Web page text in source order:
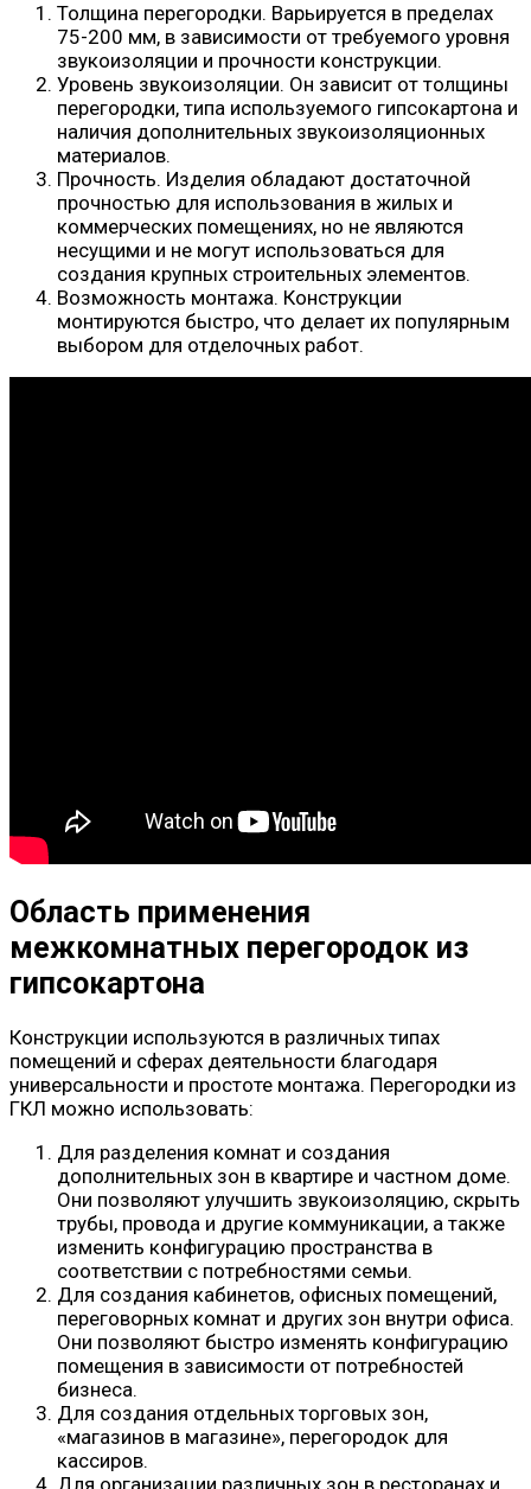
Толщина перегородки. Варьируется в пределах
75-200 мм, в зависимости от требуемого уровня
звукоизоляции и прочности конструкции.
Уровень звукоизоляции. Он зависит от толщины
перегородки, типа используемого гипсокартона и
наличия дополнительных звукоизоляционных
материалов.
Прочность. Изделия обладают достаточной
прочностью для использования в жилых и
коммерческих помещениях, но не являются
несущими и не могут использоваться для
создания крупных строительных элементов.
Возможность монтажа. Конструкции
монтируются быстро, что делает их популярным
выбором для отделочных работ.
Область применения
межкомнатных перегородок из
гипсокартона
Конструкции используются в различных типах
помещений и сферах деятельности благодаря
универсальности и простоте монтажа. Перегородки из
ГКЛ можно использовать:
Для разделения комнат и создания
дополнительных зон в квартире и частном доме.
Они позволяют улучшить звукоизоляцию, скрыть
трубы, провода и другие коммуникации, а также
изменить конфигурацию пространства в
соответствии с потребностями семьи.
Для создания кабинетов, офисных помещений,
переговорных комнат и других зон внутри офиса.
Они позволяют быстро изменять конфигурацию
помещения в зависимости от потребностей
бизнеса.
Для создания отдельных торговых зон,
«магазинов в магазине», перегородок для
кассиров.